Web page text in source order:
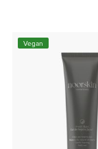
Vegan